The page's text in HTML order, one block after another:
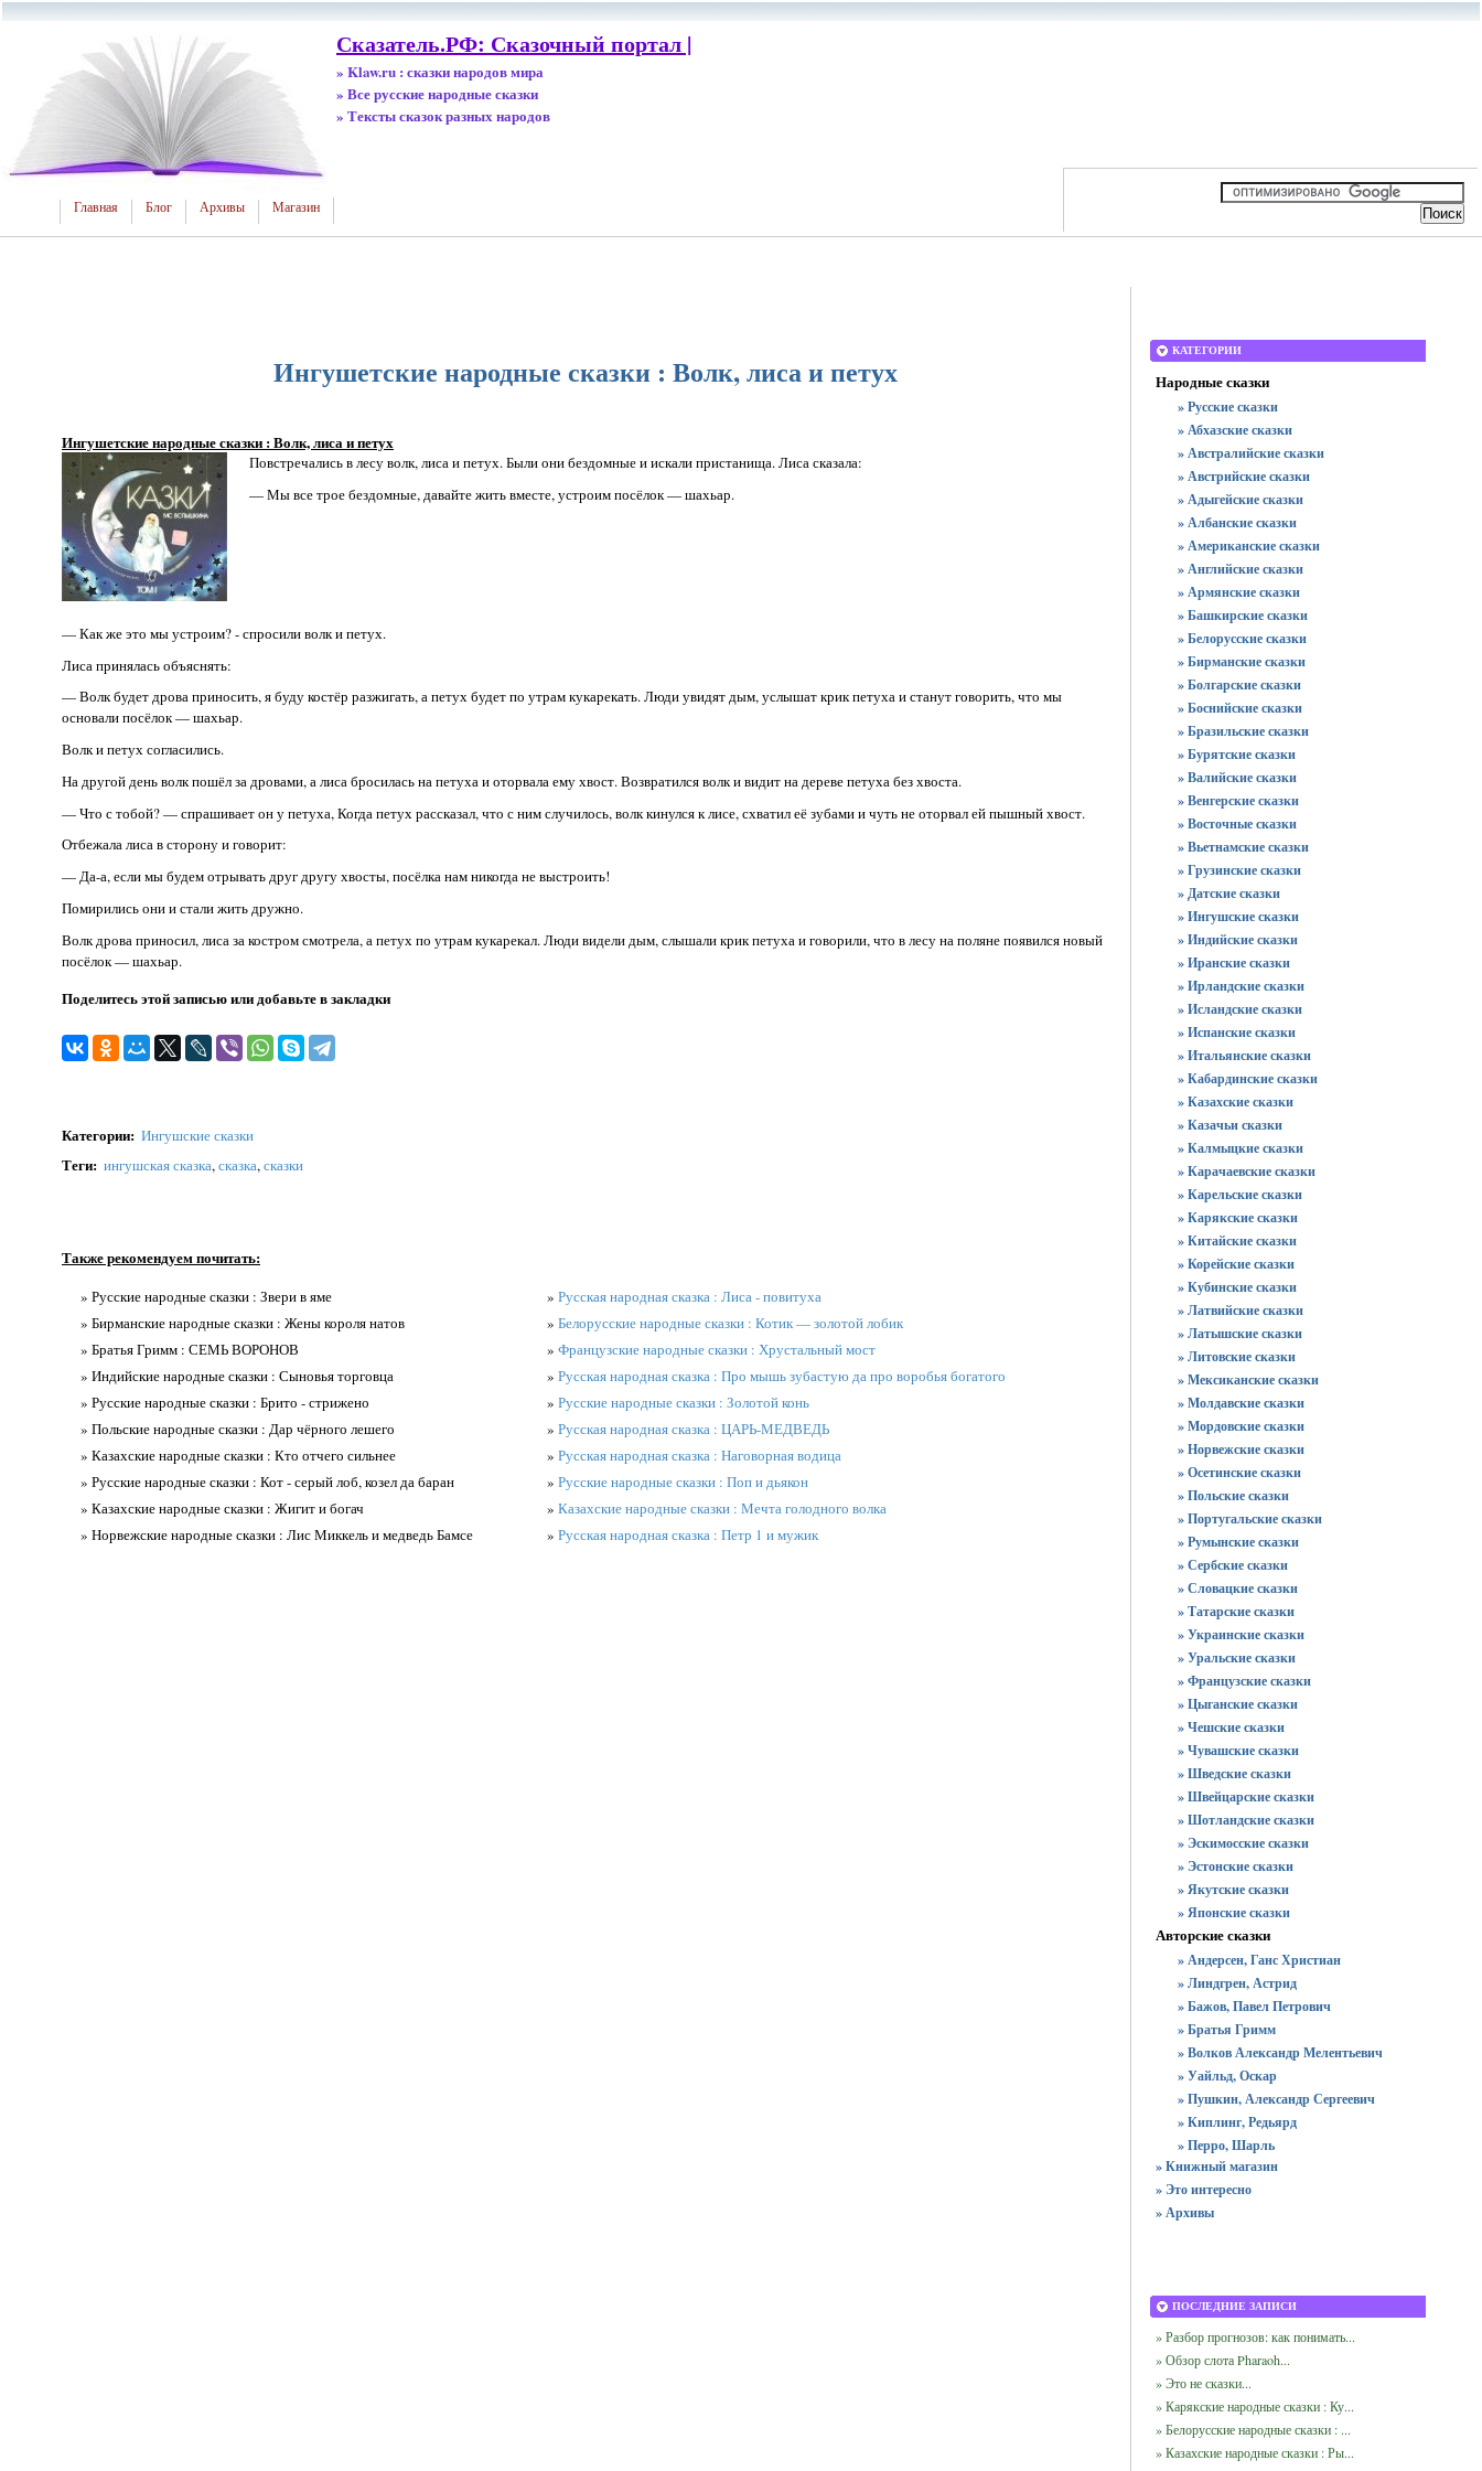
Сказатель.РФ: Сказочный портал |
» Klaw.ru : сказки народов мира
» Все русские народные сказки
» Тексты сказок разных народов
Главная Блог Архивы Магазин
Ингушетские народные сказки : Волк, лиса и петух
Ингушетские народные сказки : Волк, лиса и петух
Повстречались в лесу волк, лиса и петух. Были они бездомные и искали пристанища. Лиса сказала:
— Мы все трое бездомные, давайте жить вместе, устроим посёлок — шахьар.
— Как же это мы устроим? - спросили волк и петух.
Лиса принялась объяснять:
— Волк будет дрова приносить, я буду костёр разжигать, а петух будет по утрам кукарекать. Люди увидят дым, услышат крик петуха и станут говорить, что мы
основали посёлок — шахьар.
Волк и петух согласились.
На другой день волк пошёл за дровами, а лиса бросилась на петуха и оторвала ему хвост. Возвратился волк и видит на дереве петуха без хвоста.
— Что с тобой? — спрашивает он у петуха, Когда петух рассказал, что с ним случилось, волк кинулся к лисе, схватил её зубами и чуть не оторвал ей пышный хвост.
Отбежала лиса в сторону и говорит:
— Да-а, если мы будем отрывать друг другу хвосты, посёлка нам никогда не выстроить!
Помирились они и стали жить дружно.
Волк дрова приносил, лиса за костром смотрела, а петух по утрам кукарекал. Люди видели дым, слышали крик петуха и говорили, что в лесу на поляне появился новый
посёлок — шахьар.
Поделитесь этой записью или добавьте в закладки
Категории: Ингушские сказки
Теги: ингушская сказка,сказка,сказки
Также рекомендуем почитать:
» Русские народные сказки : Звери в яме
» Бирманские народные сказки : Жены короля натов
» Братья Гримм : СЕМЬ ВОРОНОВ
» Индийские народные сказки : Сыновья торговца
» Русские народные сказки : Брито - стрижено
» Польские народные сказки : Дар чёрного лешего
» Казахские народные сказки : Кто отчего сильнее
» Русские народные сказки : Кот - серый лоб, козел да баран
» Казахские народные сказки : Жигит и богач
» Норвежские народные сказки : Лис Миккель и медведь Бамсе
» Русская народная сказка : Лиса - повитуха
» Белорусские народные сказки : Котик — золотой лобик
» Французские народные сказки : Хрустальный мост
» Русская народная сказка : Про мышь зубастую да про воробья богатого
» Русские народные сказки : Золотой конь
» Русская народная сказка : ЦАРЬ-МЕДВЕДЬ
» Русская народная сказка : Наговорная водица
» Русские народные сказки : Поп и дьякон
» Казахские народные сказки : Мечта голодного волка
» Русская народная сказка : Петр 1 и мужик
КАТЕГОРИИ
Народные сказки
» Русские сказки
» Абхазские сказки
» Австралийские сказки
» Австрийские сказки
» Адыгейские сказки
» Албанские сказки
» Американские сказки
» Английские сказки
» Армянские сказки
» Башкирские сказки
» Белорусские сказки
» Бирманские сказки
» Болгарские сказки
» Боснийские сказки
» Бразильские сказки
» Бурятские сказки
» Валийские сказки
» Венгерские сказки
» Восточные сказки
» Вьетнамские сказки
» Грузинские сказки
» Датские сказки
» Ингушские сказки
» Индийские сказки
» Иранские сказки
» Ирландские сказки
» Исландские сказки
» Испанские сказки
» Итальянские сказки
» Кабардинские сказки
» Казахские сказки
» Казачьи сказки
» Калмыцкие сказки
» Карачаевские сказки
» Карельские сказки
» Карякские сказки
» Китайские сказки
» Корейские сказки
» Кубинские сказки
» Латвийские сказки
» Латышские сказки
» Литовские сказки
» Мексиканские сказки
» Молдавские сказки
» Мордовские сказки
» Норвежские сказки
» Осетинские сказки
» Польские сказки
» Португальские сказки
» Румынские сказки
» Сербские сказки
» Словацкие сказки
» Татарские сказки
» Украинские сказки
» Уральские сказки
» Французские сказки
» Цыганские сказки
» Чешские сказки
» Чувашские сказки
» Шведские сказки
» Швейцарские сказки
» Шотландские сказки
» Эскимосские сказки
» Эстонские сказки
» Якутские сказки
» Японские сказки
Авторские сказки
» Андерсен, Ганс Христиан
» Линдгрен, Астрид
» Бажов, Павел Петрович
» Братья Гримм
» Волков Александр Мелентьевич
» Уайльд, Оскар
» Пушкин, Александр Сергеевич
» Киплинг, Редьярд
» Перро, Шарль
» Книжный магазин
» Это интересно
» Архивы
ПОСЛЕДНИЕ ЗАПИСИ
» Разбор прогнозов: как понимать...
» Обзор слота Pharaoh...
» Это не сказки...
» Карякские народные сказки : Ку...
» Белорусские народные сказки : ...
» Казахские народные сказки : Ры...